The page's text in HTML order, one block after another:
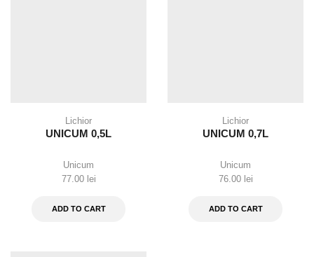
Lichior
UNICUM 0,5L
Unicum
77.00 lei
ADD TO CART
Lichior
UNICUM 0,7L
Unicum
76.00 lei
ADD TO CART